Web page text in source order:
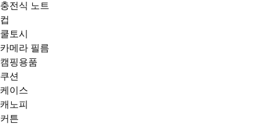
충전식 노트
컵
쿨토시
카메라 필름
캠핑용품
쿠션
케이스
캐노피
커튼